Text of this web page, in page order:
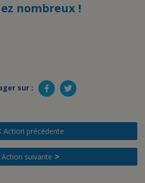
nombreux !
sur :
Action précédente
Action suivante >